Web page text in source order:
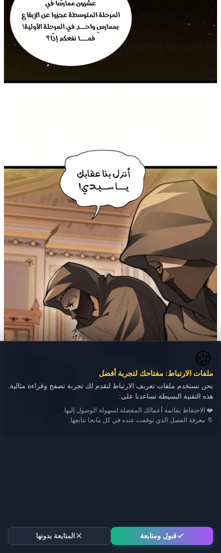
🍪
ملفات الارتباط: مفتاحك لتجربة أفضل
نحن نستخدم ملفات تعريف الارتباط لنقدم لك تجربة تصفح وقراءة مثالية.
هذه التقنية البسيطة تساعدنا على:
❤️ الاحتفاظ بقائمة أعمالك المفضلة لسهولة الوصول إليها.
🔖 معرفة الفصل الذي توقفت عنده في كل مانجا تتابعها.
قبول ومتابعة المتابعة بدونها